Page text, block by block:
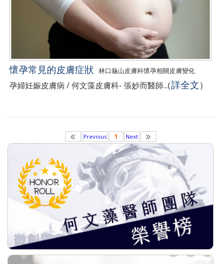
懷孕常見的皮膚症狀 林口龜山皮膚科懷孕相關皮膚變化
孕婦妊娠皮膚病 / 何文藻皮膚科- 張妙而醫師...(詳全文)
Previous 1 Next